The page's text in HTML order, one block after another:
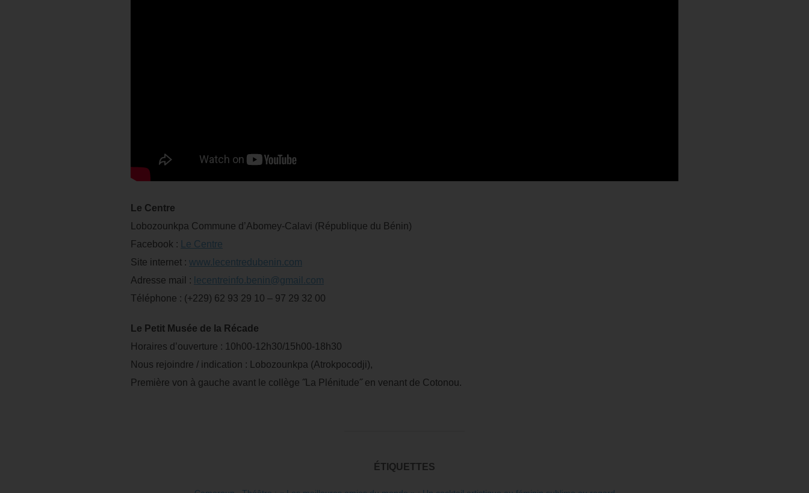
Le Centre
Lobozounkpa Commune d’Abomey-Calavi (République du Bénin)
Facebook :
Le Centre
Site internet : www.lecentredubenin.com
Adresse mail : lecentreinfo.benin@gmail.com
Téléphone : (+229) 62 93 29 10 – 97 29 32 00
Le Petit Musée de la Récade
Horaires d’ouverture : 10h00-12h30/15h00-18h30
Nous rejoindre / indication : Lobozounkpa (Atrokpocodji),
Première von à gauche avant le collège ˝La Plénitude˝ en venant de Cotonou.
ÉTIQUETTES